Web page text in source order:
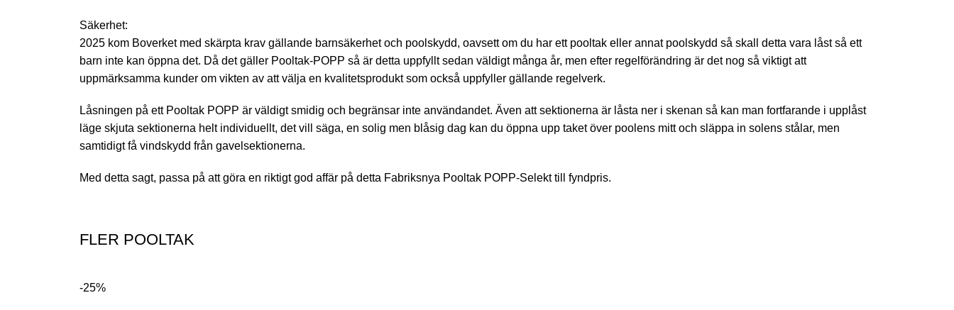
Säkerhet:
2025 kom Boverket med skärpta krav gällande barnsäkerhet och poolskydd, oavsett om du har ett pooltak eller annat poolskydd så skall detta vara låst så ett
barn inte kan öppna det. Då det gäller Pooltak-POPP så är detta uppfyllt sedan väldigt många år, men efter regelförändring är det nog så viktigt att
uppmärksamma kunder om vikten av att välja en kvalitetsprodukt som också uppfyller gällande regelverk.
Låsningen på ett Pooltak POPP är väldigt smidig och begränsar inte användandet. Även att sektionerna är låsta ner i skenan så kan man fortfarande i upplåst
läge skjuta sektionerna helt individuellt, det vill säga, en solig men blåsig dag kan du öppna upp taket över poolens mitt och släppa in solens stålar, men
samtidigt få vindskydd från gavelsektionerna.
Med detta sagt, passa på att göra en riktigt god affär på detta Fabriksnya Pooltak POPP-Selekt till fyndpris.
FLER POOLTAK
-25%